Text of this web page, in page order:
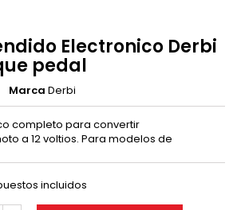
Electronico Derbi
pedal
Marca Derbi
completo para convertir
a 12 voltios. Para modelos de
incluidos